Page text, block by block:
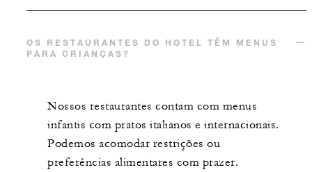
OS RESTAURANTES DO HOTEL TÊM MENUS
PARA CRIANÇAS?
Nossos restaurantes contam com menus
infantis com pratos italianos e internacionais.
Podemos acomodar restrições ou
preferências alimentares com prazer.